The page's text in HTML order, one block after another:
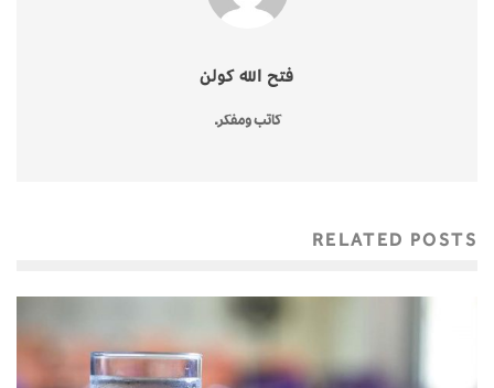
فتح الله كولن
كاتب ومفكر.
RELATED POSTS